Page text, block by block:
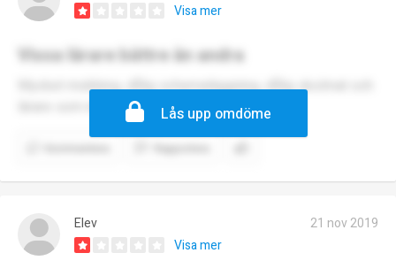
Visa mer
Vissa lärare bättre ån andra
Mycket mobbing, dålig schemaläggning, dålig skolmat och
lärare som inte kan lära utLås upp omdöme
Elev
21 nov 2019
Visa mer